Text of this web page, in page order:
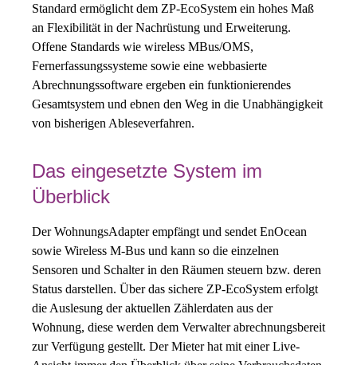
Standard ermöglicht dem ZP-EcoSystem ein hohes Maß
an Flexibilität in der Nachrüstung und Erweiterung.
Offene Standards wie wireless MBus/OMS,
Fernerfassungssysteme sowie eine webbasierte
Abrechnungssoftware ergeben ein funktionierendes
Gesamtsystem und ebnen den Weg in die Unabhängigkeit
von bisherigen Ableseverfahren.
Das eingesetzte System im
Überblick
Der WohnungsAdapter empfängt und sendet EnOcean
sowie Wireless M-Bus und kann so die einzelnen
Sensoren und Schalter in den Räumen steuern bzw. deren
Status darstellen. Über das sichere ZP-EcoSystem erfolgt
die Auslesung der aktuellen Zählerdaten aus der
Wohnung, diese werden dem Verwalter abrechnungsbereit
zur Verfügung gestellt. Der Mieter hat mit einer Live-